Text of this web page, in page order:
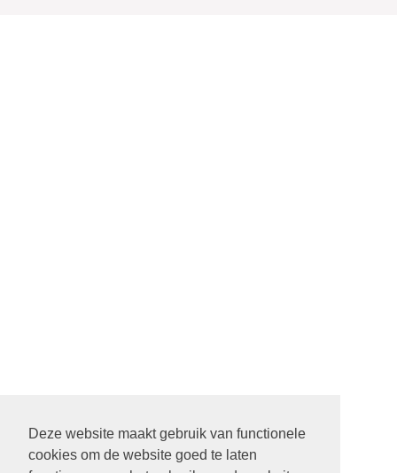
Deze website maakt gebruik van functionele
cookies om de website goed te laten